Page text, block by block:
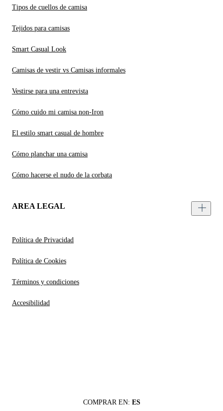
Tipos de cuellos de camisa
Tejidos para camisas
Smart Casual Look
Camisas de vestir vs Camisas informales
Vestirse para una entrevista
Cómo cuido mi camisa non-Iron
El estilo smart casual de hombre
Cómo planchar una camisa
Cómo hacerse el nudo de la corbata
AREA LEGAL
Política de Privacidad
Política de Cookies
Términos y condiciones
Accesibilidad
COMPRAR EN: ES